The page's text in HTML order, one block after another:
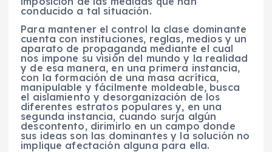
conducido a tal situación.
Para mantener el control la clase dominante
cuenta con instituciones, reglas, medios y un
aparato de propaganda mediante el cual
nos impone su visión del mundo y la realidad
y de esa manera, en una primera instancia,
con la formación de una masa acrítica,
manipulable y fácilmente moldeable, busca
el aislamiento y desorganización de los
diferentes estratos populares y, en una
segunda instancia, cuando surja algún
descontento, dirimirlo en un campo donde
sus ideas son las dominantes y la solución no
implique afectación alguna para ella.